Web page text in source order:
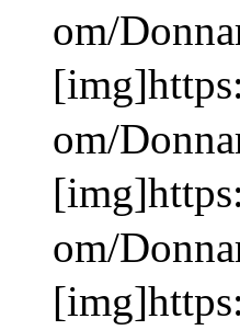
om/
om/
om/